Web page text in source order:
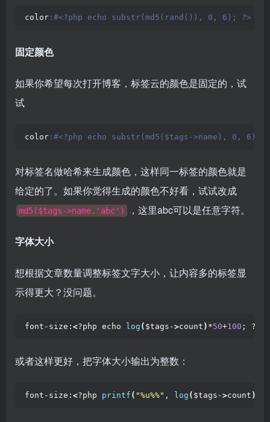
color :#<?php echo substr(md5(rand()), 0, 6); ?>
固定颜色
如果你希望每次打开博客，标签云的颜色是固定的，试
试
color :#<?php echo substr(md5($tags->name), 0, 6);
对标签名做哈希来生成颜色，这样同一标签的颜色就是
给定的了。如果你觉得生成的颜色不好看，试试改成
md5($tags->name.'abc') ，这里abc可以是任意字符。
字体大小
想根据文章数量调整标签文字大小，让内容多的标签显
示得更大？没问题。
font-size: <?php echo log ( $tags->count ) *50+100 ; ?
或者这样更好，把字体大小输出为整数：
font-size: <?php printf ( "%u%%" , log ( $tags->count )